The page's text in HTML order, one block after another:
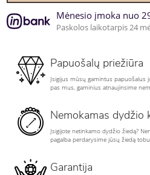
Mėnesio įmoka nuo
Paskolos laikotarpis 24
Papuošalų priežiūra
Įsigijus mūsų gamintus papuošalus
pas mus, gaminius atnaujinsime
Nemokamas dydžio
Įsigijote netinkamo dydžio žiedą?
pagalba perdarysime jūsų žiedą
Garantija